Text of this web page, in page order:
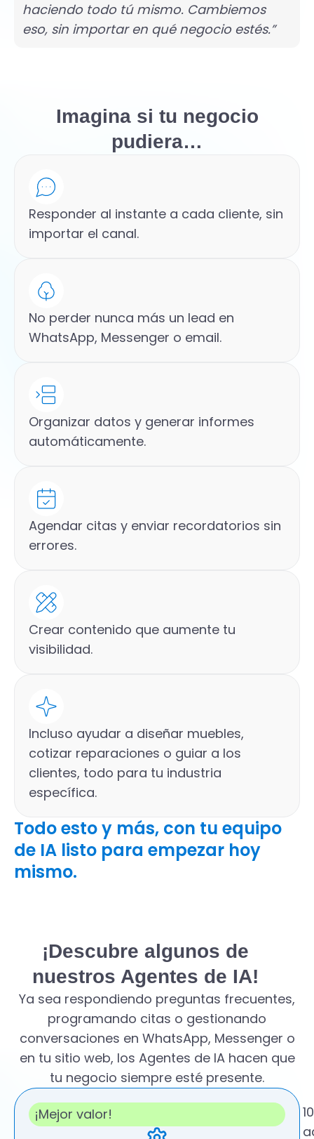
haciendo todo tú mismo. Cambiemos
eso, sin importar en qué negocio estés.”
Imagina si tu negocio
pudiera…
Responder al instante a cada cliente, sin
importar el canal.
No perder nunca más un lead en
WhatsApp, Messenger o email.
Organizar datos y generar informes
automáticamente.
Agendar citas y enviar recordatorios sin
errores.
Crear contenido que aumente tu
visibilidad.
Incluso ayudar a diseñar muebles,
cotizar reparaciones o guiar a los
clientes, todo para tu industria
específica.
Todo esto y más, con tu equipo
de IA listo para empezar hoy
mismo.
¡Descubre algunos de
nuestros Agentes de IA!
Ya sea respondiendo preguntas frecuentes,
programando citas o gestionando
conversaciones en WhatsApp, Messenger o
en tu sitio web, los Agentes de IA hacen que
tu negocio siempre esté presente.
¡Mejor valor!